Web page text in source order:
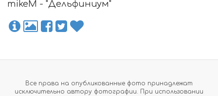
mikeM - "Дельфиниум"
Все права на опубликованные фото принадлежат
исключительно автору фотографии. При использовании